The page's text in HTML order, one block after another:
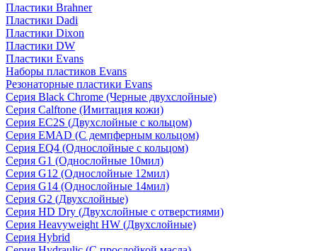
Пластики Brahner
Пластики Dadi
Пластики Dixon
Пластики DW
Пластики Evans
Наборы пластиков Evans
Резонаторные пластики Evans
Серия Black Chrome (Черные двухслойные)
Серия Calftone (Имитация кожи)
Серия EC2S (Двухслойные с кольцом)
Серия EMAD (С демпферным кольцом)
Серия EQ4 (Однослойные с кольцом)
Серия G1 (Однослойные 10мил)
Серия G12 (Однослойные 12мил)
Серия G14 (Однослойные 14мил)
Серия G2 (Двухслойные)
Серия HD Dry (Двухслойные с отверстиями)
Серия Heavyweight HW (Двухслойные)
Серия Hybrid